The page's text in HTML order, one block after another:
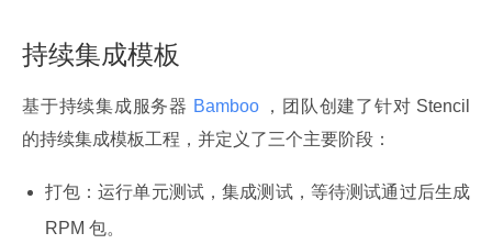
持续集成模板
基于持续集成服务器 Bamboo
，团队创建了针对 Stencil
的持续集成模板工程，并定义了三个主要阶段：
打包：运行单元测试，集成测试，等待测试通过后生成
RPM 包。